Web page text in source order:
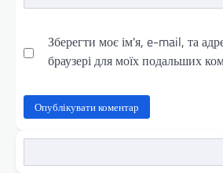
Зберегти моє ім'я, e-mail, та
браузері для моїх подальших